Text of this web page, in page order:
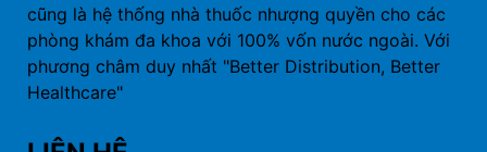
cũng là hệ thống nhà thuốc nhượng quyền cho các
phòng khám đa khoa với 100% vốn nước ngoài. Với
phương châm duy nhất "Better Distribution, Better
Healthcare"